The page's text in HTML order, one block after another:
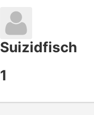
Suizidfisch
1